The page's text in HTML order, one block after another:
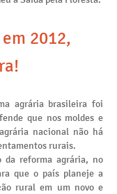
2012,
agrária brasileira foi
que nos moldes e
nacional não há
rurais.
da reforma agrária, no
que o país planeje a
rural em um novo e